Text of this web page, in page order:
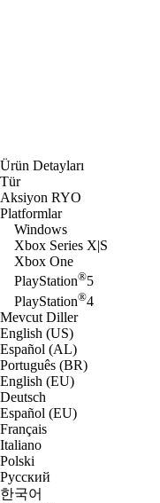
Ürün Detayları
Tür
Aksiyon RYO
Platformlar
Windows
Xbox Series X|S
Xbox One
PlayStation®5
PlayStation®4
Mevcut Diller
English (US)
Español (AL)
Português (BR)
English (EU)
Deutsch
Español (EU)
Français
Italiano
Polski
Русский
한국어